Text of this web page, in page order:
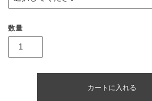
カートに入れる